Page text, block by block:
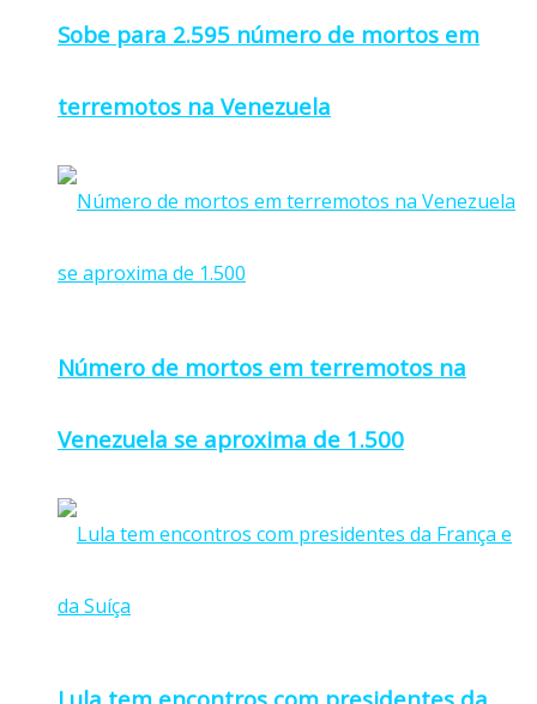
Sobe para 2.595 número de mortos em
terremotos na Venezuela
Número de mortos em terremotos na
Venezuela se aproxima de 1.500